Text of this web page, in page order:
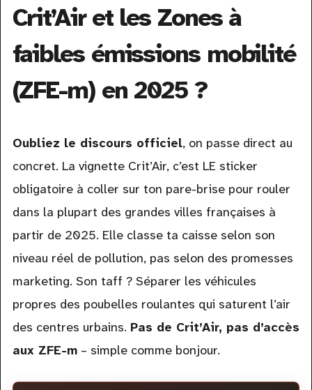
Crit’Air et les Zones à
faibles émissions mobilité
(ZFE-m) en 2025 ?
Oubliez le discours officiel, on passe direct au
concret. La vignette Crit’Air, c’est LE sticker
obligatoire à coller sur ton pare-brise pour rouler
dans la plupart des grandes villes françaises à
partir de 2025. Elle classe ta caisse selon son
niveau réel de pollution, pas selon des promesses
marketing. Son taff ? Séparer les véhicules
propres des poubelles roulantes qui saturent l’air
des centres urbains. Pas de Crit’Air, pas d’accès
aux ZFE-m– simple comme bonjour.